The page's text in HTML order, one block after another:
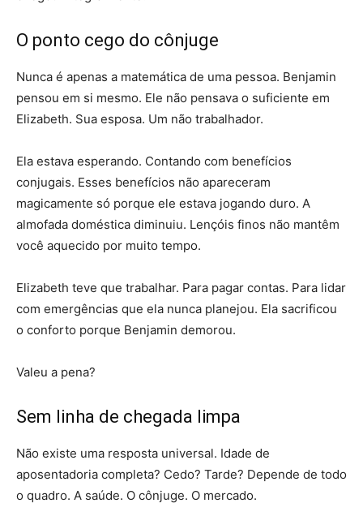
O ponto cego do cônjuge
Nunca é apenas a matemática de uma pessoa. Benjamin
pensou em si mesmo. Ele não pensava o suficiente em
Elizabeth. Sua esposa. Um não trabalhador.
Ela estava esperando. Contando com benefícios
conjugais. Esses benefícios não apareceram
magicamente só porque ele estava jogando duro. A
almofada doméstica diminuiu. Lençóis finos não mantêm
você aquecido por muito tempo.
Elizabeth teve que trabalhar. Para pagar contas. Para lidar
com emergências que ela nunca planejou. Ela sacrificou
o conforto porque Benjamin demorou.
Valeu a pena?
Sem linha de chegada limpa
Não existe uma resposta universal. Idade de
aposentadoria completa? Cedo? Tarde? Depende de todo
o quadro. A saúde. O cônjuge. O mercado.